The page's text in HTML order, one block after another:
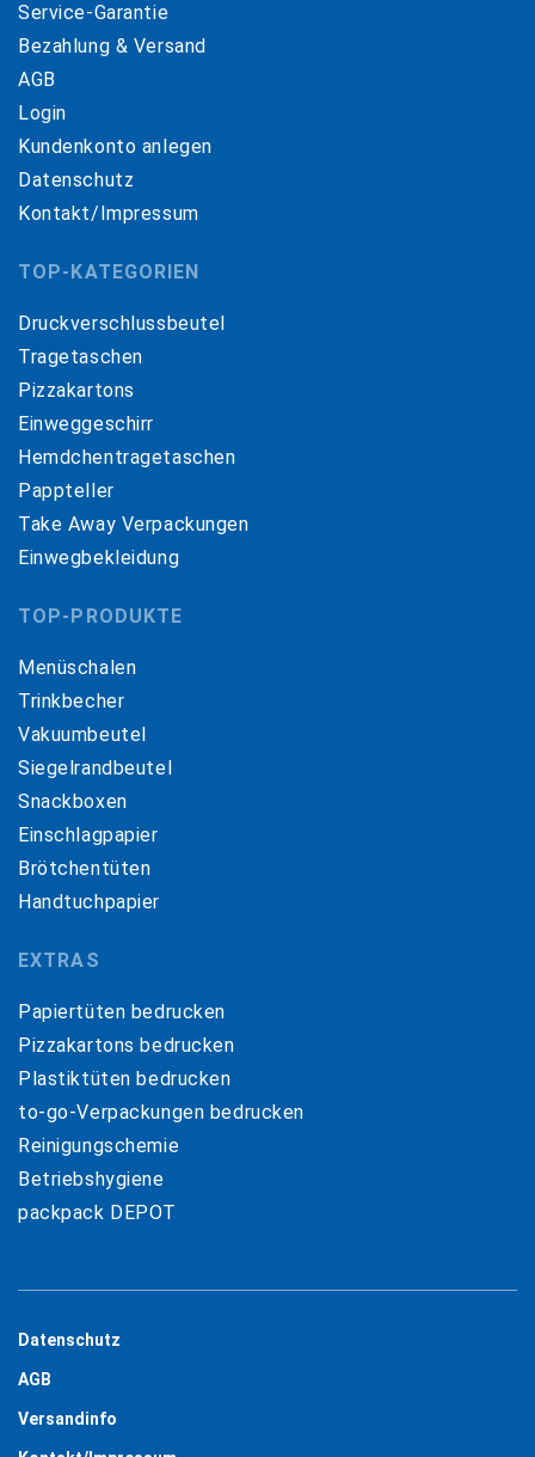
Service-Garantie
Bezahlung & Versand
AGB
Login
Kundenkonto anlegen
Datenschutz
Kontakt/Impressum
TOP-KATEGORIEN
Druckverschlussbeutel
Tragetaschen
Pizzakartons
Einweggeschirr
Hemdchentragetaschen
Pappteller
Take Away Verpackungen
Einwegbekleidung
TOP-PRODUKTE
Menüschalen
Trinkbecher
Vakuumbeutel
Siegelrandbeutel
Snackboxen
Einschlagpapier
Brötchentüten
Handtuchpapier
EXTRAS
Papiertüten bedrucken
Pizzakartons bedrucken
Plastiktüten bedrucken
to-go-Verpackungen bedrucken
Reinigungschemie
Betriebshygiene
packpack DEPOT
Datenschutz
AGB
Versandinfo